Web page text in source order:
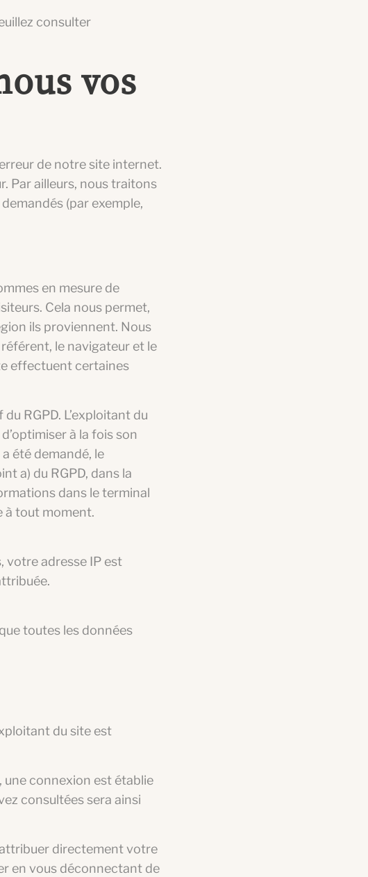
consulter
vos
de notre site internet.
Par ailleurs, nous traitons
(par exemple,
en mesure de
Cela nous permet,
ils proviennent. Nous
le navigateur et le
effectuent certaines
RGPD. L’exploitant du
à la fois son
été demandé, le
a) du RGPD, dans la
dans le terminal
à tout moment.
votre adresse IP est
toutes les données
du site est
une connexion est établie
consultées sera ainsi
directement votre
en vous déconnectant de